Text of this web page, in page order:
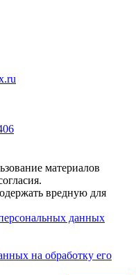
материалов
вредную для
данных
на обработку его